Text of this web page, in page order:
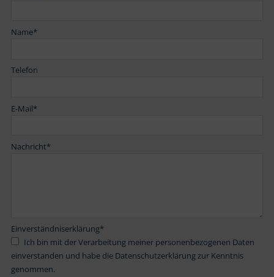
Name*
Telefon
E-Mail*
Nachricht*
Einverständniserklärung*
einverstanden und habe die Datenschutzerklärung zur Kenntnis
genommen.